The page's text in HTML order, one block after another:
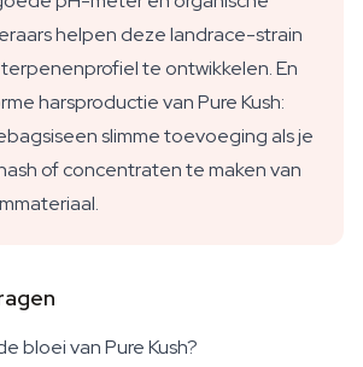
helpen deze landrace-strain
te ontwikkelen. En
harsproductie van Pure Kush:
slimme toevoeging als je
of concentraten te maken van
bloei van Pure Kush?